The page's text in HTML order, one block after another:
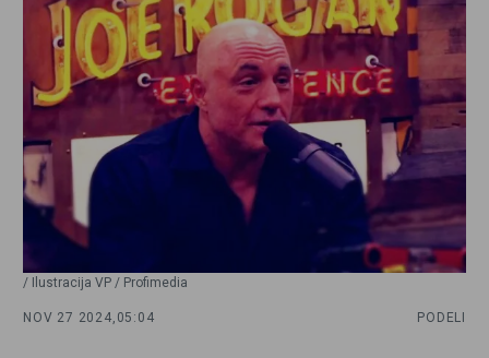
/ Ilustracija VP / Profimedia
NOV 27 2024, 05:04 PODELI